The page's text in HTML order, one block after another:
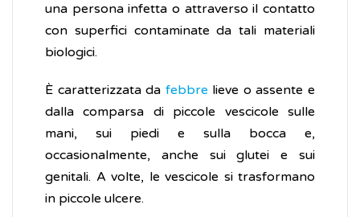
una persona infetta o attraverso il contatto
con superfici contaminate da tali materiali
biologici.
È caratterizzata da febbre lieve o assente e
dalla comparsa di piccole vescicole sulle
mani, sui piedi e sulla bocca e,
occasionalmente, anche sui glutei e sui
genitali. A volte, le vescicole si trasformano
in piccole ulcere.